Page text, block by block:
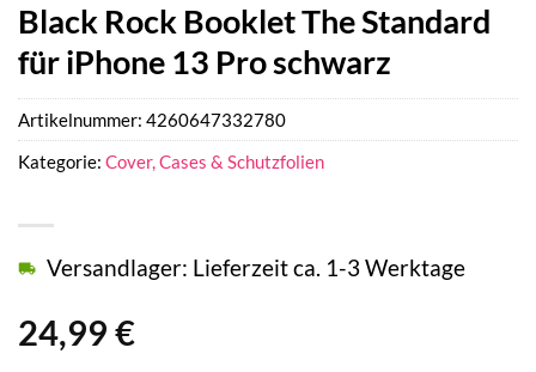
Black Rock Booklet The Standard
für iPhone 13 Pro schwarz
24,99 €
Versandlager: Lieferzeit ca. 1-3 Werktage
Artikelnummer: 4260647332780
Kategorie: Cover, Cases & Schutzfolien